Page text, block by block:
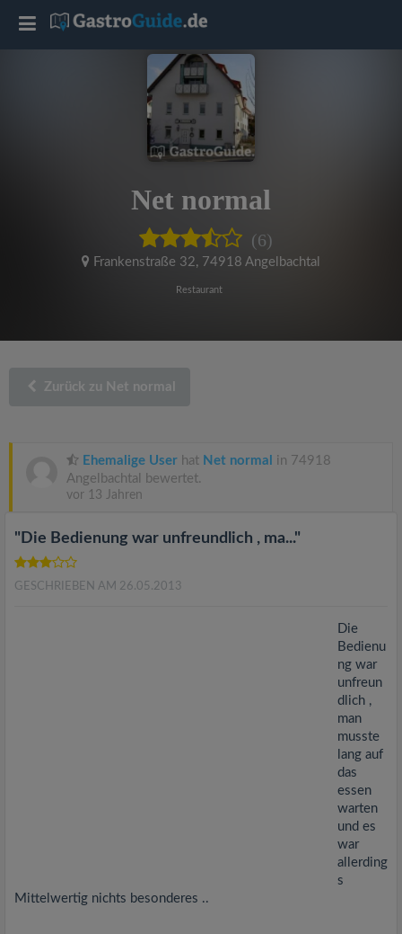
Net normal
(6)
Frankenstraße 32, 74918 Angelbachtal
Restaurant
Zurück zu Net normal
Ehemalige User hat Net normal
in 74918
Angelbachtal bewertet.
vor 13 Jahren
"Die Bedienung war unfreundlich , ma..."
GESCHRIEBEN AM 26.05.2013
Die
Bedienu
ng war
unfreun
dlich ,
man
musste
lang auf
das
essen
warten
und es
war
allerding
s
Mittelwertig nichts besonderes ..
T
a
t